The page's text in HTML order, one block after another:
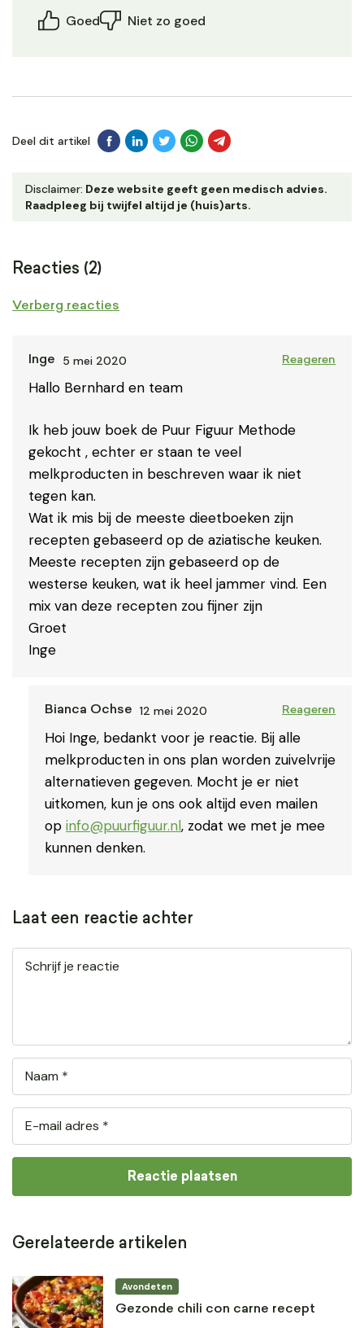
Goed Niet zo goed
Deel dit artikel
Disclaimer: Deze website geeft geen medisch advies.
Raadpleeg bij twijfel altijd je (huis)arts.
Reacties (2)
Verberg reacties
Inge 5 mei 2020 Reageren
Hallo Bernhard en team
Ik heb jouw boek de Puur Figuur Methode
gekocht , echter er staan te veel
melkproducten in beschreven waar ik niet
tegen kan.
Wat ik mis bij de meeste dieetboeken zijn
recepten gebaseerd op de aziatische keuken.
Meeste recepten zijn gebaseerd op de
westerse keuken, wat ik heel jammer vind. Een
mix van deze recepten zou fijner zijn
Groet
Inge
Bianca Ochse 12 mei 2020 Reageren
Hoi Inge, bedankt voor je reactie. Bij alle
melkproducten in ons plan worden zuivelvrije
alternatieven gegeven. Mocht je er niet
uitkomen, kun je ons ook altijd even mailen
op info@puurfiguur.nl, zodat we met je mee
kunnen denken.
Laat een reactie achter
Gerelateerde artikelen
Avondeten
Gezonde chili con carne recept